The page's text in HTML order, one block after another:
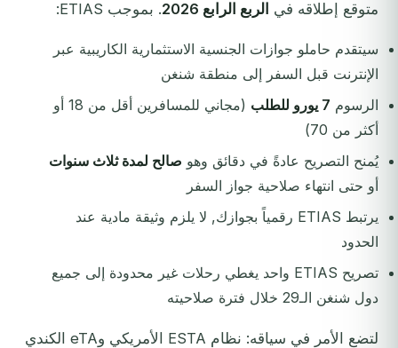
متوقع إطلاقه في الربع الرابع 2026 . بموجب ETIAS:
سيتقدم حاملو جوازات الجنسية الاستثمارية الكاريبية عبر
الإنترنت قبل السفر إلى منطقة شنغن
الرسوم 7 يورو للطلب
(مجاني للمسافرين أقل من 18 أو
أكثر من 70)
يُمنح التصريح عادةً في دقائق وهو صالح لمدة ثلاث سنوات
أو حتى انتهاء صلاحية جواز السفر
يرتبط ETIAS رقمياً بجوازك, لا يلزم وثيقة مادية عند
الحدود
تصريح ETIAS واحد يغطي رحلات غير محدودة إلى جميع
دول شنغن الـ29 خلال فترة صلاحيته
لتضع الأمر في سياقه: نظام ESTA الأمريكي وeTA الكندي